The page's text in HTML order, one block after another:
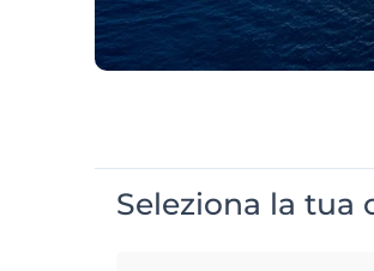
Seleziona la tua